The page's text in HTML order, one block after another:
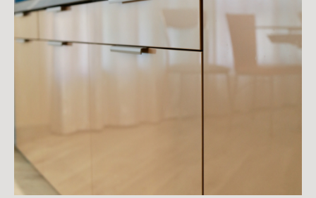
Тюмень, ул. Самарская 20,
ЖК "Аристократ"
Оставить заявку